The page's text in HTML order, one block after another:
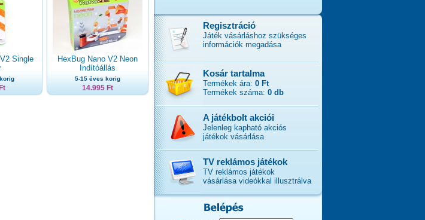
Single
HexBug Nano V2 Neon
Indítóállás
5-15 éves korig
14.995 Ft
Regisztráció
Játék vásárláshoz szükséges
információk megadása
Kosár tartalma
Termékek ára: 0 Ft
Termékek száma: 0 db
A játékbolt akciói
Jelenleg kapható akciós
játékok vásárlása
TV reklámos játékok
TV reklámos játékok
vásárlása videókkal illusztrálva